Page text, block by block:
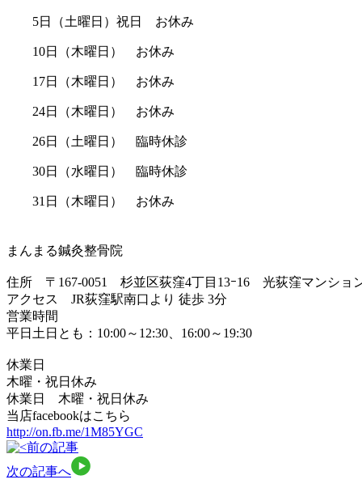
5日（土曜日）祝日 お休み
10日（木曜日） お休み
17日（木曜日） お休み
24日（木曜日） お休み
26日（土曜日） 臨時休診
30日（水曜日） 臨時休診
31日（木曜日） お休み
まんまる鍼灸整骨院
住所 〒167-0051 杉並区荻窪4丁目13ｰ16 光荻窪マンショ
アクセス JR荻窪駅南口より 徒歩 3分
営業時間
平日土日とも：10:00～12:30、16:00～19:30
休業日
木曜・祝日休み
休業日 木曜・祝日休み
当店facebookはこちら
http://on.fb.me/1M85YGC
前の記事
次の記事へ